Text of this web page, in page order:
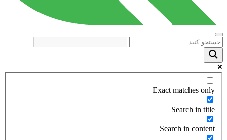
Exact matches only
Search in title
Search in content